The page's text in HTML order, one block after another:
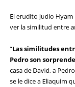
El erudito judío
ver la similitud entre
“Las similitudes
Pedro son
casa de David, a
se le dice a Eliaquim